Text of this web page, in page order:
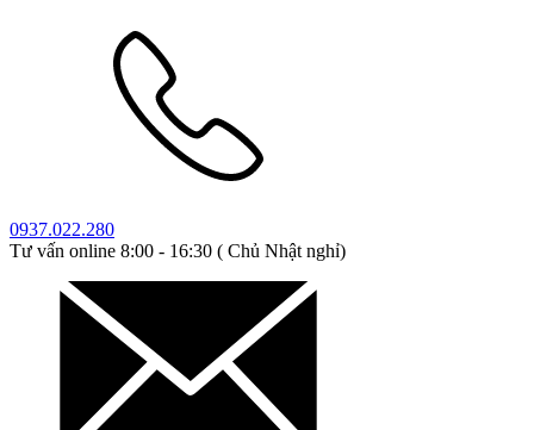
0937.022.280
Tư vấn online 8:00 - 16:30 ( Chủ Nhật nghỉ)